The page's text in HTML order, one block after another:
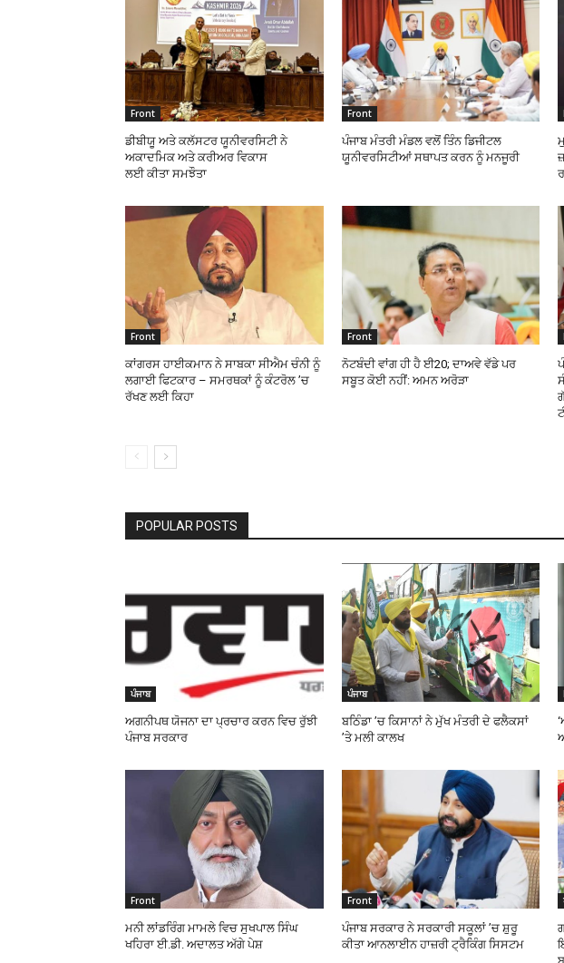
Front
ਡੀਬੀਯੂ ਅਤੇ ਕਲੱਸਟਰ ਯੂਨੀਵਰਸਿਟੀ ਨੇ
ਅਕਾਦਮਿਕ ਅਤੇ ਕਰੀਅਰ ਵਿਕਾਸ
ਲਈ ਕੀਤਾ ਸਮਝੌਤਾ
Front
ਪੰਜਾਬ ਮੰਤਰੀ ਮੰਡਲ ਵਲੋਂ ਤਿੰਨ ਡਿਜੀਟਲ
ਯੂਨੀਵਰਸਿਟੀਆਂ ਸਥਾਪਤ ਕਰਨ ਨੂੰ ਮਨਜੂਰੀ
Front
ਕਾਂਗਰਸ ਹਾਈਕਮਾਨ ਨੇ ਸਾਬਕਾ ਸੀਐਮ ਚੰਨੀ ਨੂੰ
ਲਗਾਈ ਫਿਟਕਾਰ – ਸਮਰਥਕਾਂ ਨੂੰ ਕੰਟਰੋਲ ’ਚ
ਰੱਖਣ ਲਈ ਕਿਹਾ
Front
ਨੋਟਬੰਦੀ ਵਾਂਗ ਹੀ ਹੈ ਈ20; ਦਾਅਵੇ ਵੱਡੇ ਪਰ
ਸਬੂਤ ਕੋਈ ਨਹੀਂ: ਅਮਨ ਅਰੋੜਾ
POPULAR POSTS
ਪੰਜਾਬ
ਅਗਨੀਪਥ ਯੋਜਨਾ ਦਾ ਪ੍ਰਚਾਰ ਕਰਨ ਵਿਚ ਰੁੱਝੀ
ਪੰਜਾਬ ਸਰਕਾਰ
ਪੰਜਾਬ
ਬਠਿੰਡਾ ’ਚ ਕਿਸਾਨਾਂ ਨੇ ਮੁੱਖ ਮੰਤਰੀ ਦੇ ਫਲੈਕਸਾਂ
’ਤੇ ਮਲੀ ਕਾਲਖ
Front
ਮਨੀ ਲਾਂਡਰਿੰਗ ਮਾਮਲੇ ਵਿਚ ਸੁਖਪਾਲ ਸਿੰਘ
ਖਹਿਰਾ ਈ.ਡੀ. ਅਦਾਲਤ ਅੱਗੇ ਪੇਸ਼
Front
ਪੰਜਾਬ ਸਰਕਾਰ ਨੇ ਸਰਕਾਰੀ ਸਕੂਲਾਂ ’ਚ ਸ਼ੁਰੂ
ਕੀਤਾ ਆਨਲਾਈਨ ਹਾਜ਼ਰੀ ਟ੍ਰੈਕਿੰਗ ਸਿਸਟਮ